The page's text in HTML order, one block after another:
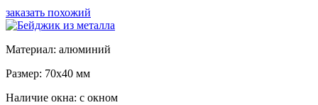
заказать похожий
Материал: алюминий
Размер: 70x40 мм
Наличие окна: с окном